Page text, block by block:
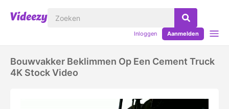
Inloggen Aanmelden
Bouwvakker Beklimmen Op Een Cement Truck
4K Stock Video